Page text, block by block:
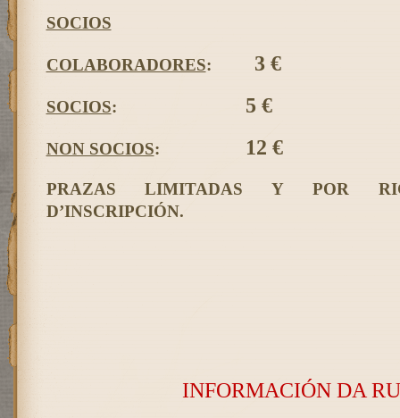
SOCIOS
COLABORADORES: 3 €
SOCIOS: 5 €
NON SOCIOS: 12 €
PRAZAS LIMITADAS Y POR
D’INSCRIPCIÓN.
INFORMACIÓN DA